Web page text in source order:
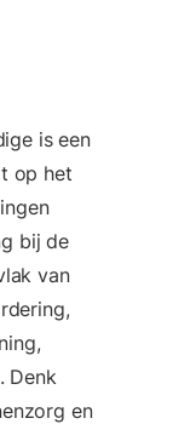
is een
op het
bij de
van
Denk
en